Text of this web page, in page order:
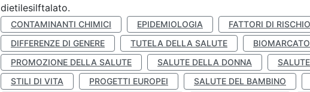
dietilesilftalato.
CONTAMINANTI CHIMICI EPIDEMIOLOGIA FATTORI DI RISCHIO
DIFFERENZE DI GENERE
TUTELA DELLA SALUTE
PROMOZIONE DELLA SALUTE
SALUTE DELLA DONNA
STILI DI VITA
PROGETTI EUROPEI SALUTE DEL BAMBINO